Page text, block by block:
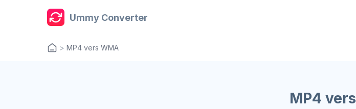
Ummy Converter
> MP4 vers WMA
MP4